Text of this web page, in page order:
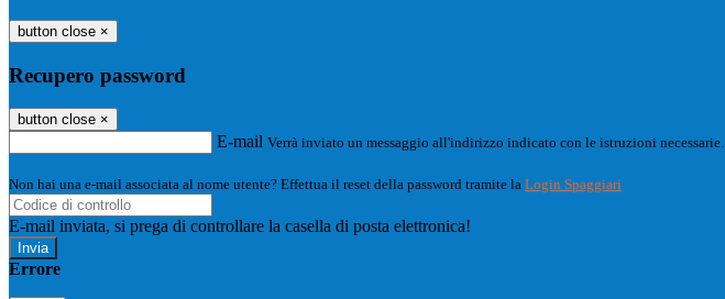
button close ×
Recupero password
button close ×
E-mail Verrà inviato un messaggio all'indirizzo indicato con le istruzioni necessarie.
Non hai una e-mail associata al nome utente? Effettua il reset della password tramite la Login Spaggiari
E-mail inviata, si prega di controllare la casella di posta elettronica!
Errore